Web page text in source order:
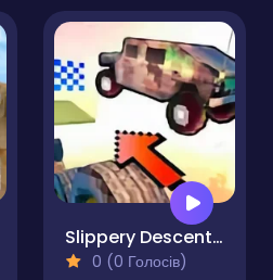
Slippery Descent By Car
0 (0 Голосів)